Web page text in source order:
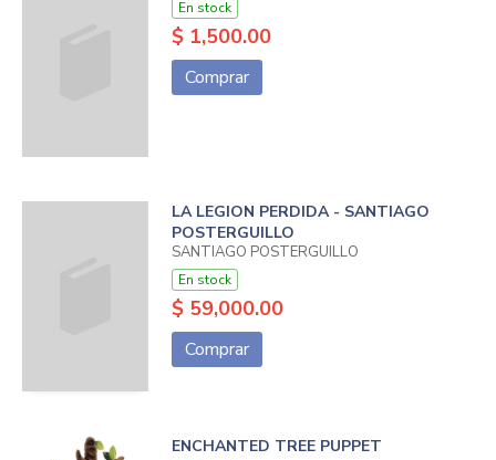
En stock
$ 1,500.00
Comprar
LA LEGION PERDIDA - SANTIAGO
POSTERGUILLO
SANTIAGO POSTERGUILLO
En stock
$ 59,000.00
Comprar
ENCHANTED TREE PUPPET